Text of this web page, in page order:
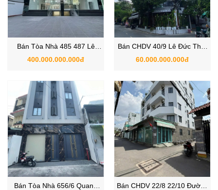
Bán Tòa Nhà 485 487 Lê
Quang Định, Phường 1, Quận
400.000.000.000đ
Bán CHDV 40/9 Lê Đức Thọ,
Phường 7, Quận Gò Vấp,
60.000.000.000đ
Bán Tòa Nhà 656/6 Quang
Bán CHDV 22/8 22/10 Đường